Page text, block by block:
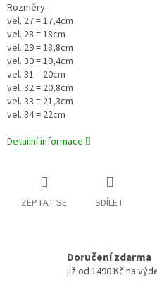
Rozměry:
vel. 27 = 17,4cm
vel. 28 = 18cm
vel. 29 = 18,8cm
vel. 30 = 19,4cm
vel. 31 = 20cm
vel. 32 = 20,8cm
vel. 33 = 21,3cm
vel. 34 = 22cm
Detailní informace
ZEPTAT SE SDÍLET
Doručení zdarma
již od 1490 Kč na